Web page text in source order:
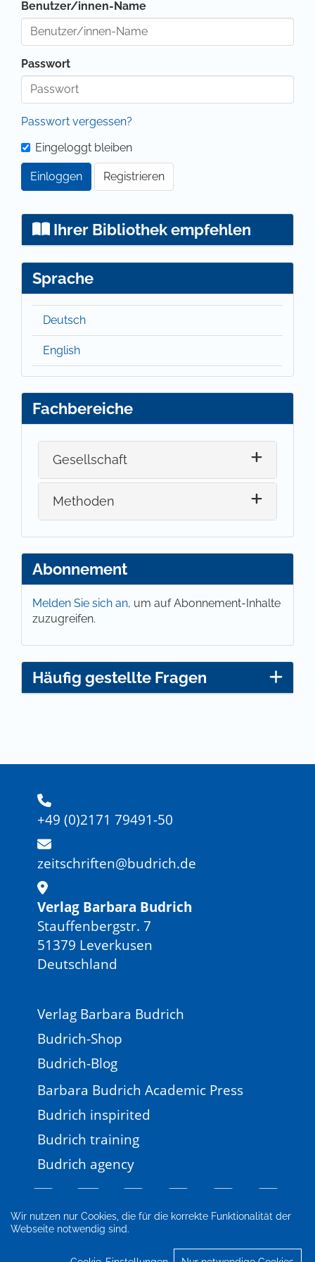
Wir nutzen nur Cookies, die für die korrekte Funktionalität der
Webseite notwendig sind.
Benutzer/innen-Name
Passwort
Passwort vergessen?
Eingeloggt bleiben
Einloggen Registrieren
Ihrer Bibliothek empfehlen
Sprache
Deutsch
English
Fachbereiche
Gesellschaft
Methoden
Abonnement
Melden Sie sich an, um auf Abonnement-Inhalte
zuzugreifen.
Häufig gestellte Fragen
+49 (0)2171 79491-50
zeitschriften@budrich.de
Verlag Barbara Budrich
Stauffenbergstr. 7
51379 Leverkusen
Deutschland
Verlag Barbara Budrich
Budrich-Shop
Budrich-Blog
Barbara Budrich Academic Press
Budrich inspirited
Budrich training
Budrich agency
Impressum